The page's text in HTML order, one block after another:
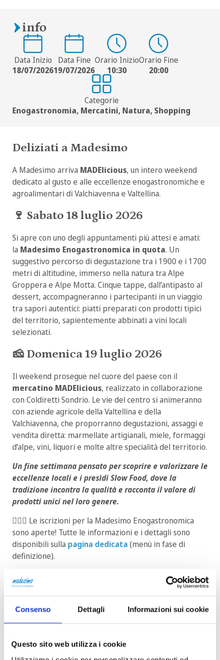
Consenso Dettagli Informazioni sui cookie
Questo sito web utilizza i cookie
info
Data Inizio
18/07/2026
Data Fine
19/07/2026
Orario Inizio
10:30
Orario Fine
20:00
Categorie
Enogastronomia, Mercatini, Natura, Shopping
Deliziati a Madesimo
A Madesimo arriva MADElicious, un intero weekend
dedicato al gusto e alle eccellenze enogastronomiche e
agroalimentari di Valchiavenna e Valtellina.
🍷 Sabato 18 luglio 2026
Si apre con uno degli appuntamenti più attesi e amati:
la Madesimo Enogastronomica in quota. Un
suggestivo percorso di degustazione tra i 1900 e i 1700
metri di altitudine, immerso nella natura tra Alpe
Groppera e Alpe Motta. Cinque tappe, dall’antipasto al
dessert, accompagneranno i partecipanti in un viaggio
tra sapori autentici: piatti preparati con prodotti tipici
del territorio, sapientemente abbinati a vini locali
selezionati.
🧀 Domenica 19 luglio 2026
Il weekend prosegue nel cuore del paese con il
mercatino MADElicious, realizzato in collaborazione
con Coldiretti Sondrio. Le vie del centro si animeranno
con aziende agricole della Valtellina e della
Valchiavenna, che proporranno degustazioni, assaggi e
vendita diretta: marmellate artigianali, miele, formaggi
d’alpe, vini, liquori e molte altre specialità del territorio.
Un fine settimana pensato per scoprire e valorizzare le
eccellenze locali e i presìdiSlow Food, dove la
tradizione incontra la qualità e racconta il valore di
prodotti unici nel loro genere.
🙋🏻‍♀️ Le iscrizioni per la Madesimo Enogastronomica
sono aperte! Tutte le informazioni e i dettagli sono
disponibili sulla pagina dedicata(menù in fase di
definizione).
🛎️GRANDE NOVITA' 2026 -
PACCHETTO MADELICIOUS
Enogastronomica, presso le strutture aderenti: